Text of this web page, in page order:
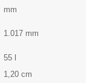
mm
1.017 mm
55 l
1,20 cm